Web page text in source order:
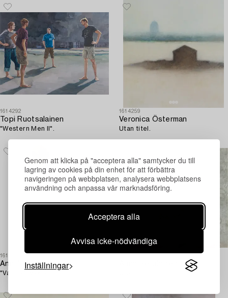
Genom att klicka på "acceptera alla" samtycker du till
lagring av cookies på din enhet för att förbättra
navigeringen på webbplatsen, analysera webbplatsens
användning och anpassa vår marknadsföring.
Acceptera alla
Avvisa icke-nödvändiga
Inställningar
1614292
Topi Ruotsalainen
"Western Men II".
1614259
Veronica Österman
Utan titel.
1613606
Annuli Viherjuuri
"Vartija" (Väktaren).